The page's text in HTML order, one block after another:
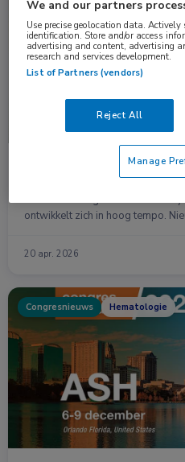
CLL-behandeling
strategie en latere lijnen
De behandeling van chronische
ontwikkelt zich in hoog tempo.
20 apr. 2026
Congresnieuws Hematologie
We and our partners
Use precise geolocation data.
identification. Store and/or access
advertising and content, advertising
research and services development.
List of Partners (vendors)
Reject All
Manage